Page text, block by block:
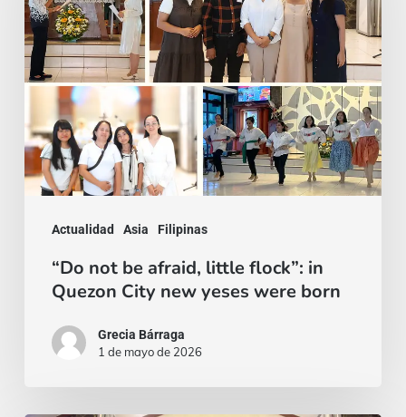
Actualidad Asia Filipinas
afraid,
little
flock”:
Quezon
City
new
born“Do not be afraid, little flock”: in
Quezon City new yeses were born
Grecia Bárraga
1 de mayo de 2026